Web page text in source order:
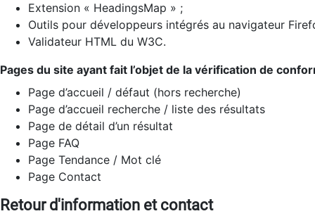
Extension « HeadingsMap » ;
Outils pour développeurs intégrés au navigateur
Validateur HTML du W3C.
Pages du site ayant fait l’objet de la vérification de
Page d’accueil / défaut (hors recherche)
Page d’accueil recherche / liste des résultats
Page de détail d’un résultat
Page FAQ
Page Tendance / Mot clé
Page Contact
Retour d'information et contact